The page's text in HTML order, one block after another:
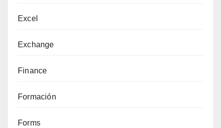
Excel
Exchange
Finance
Formación
Forms